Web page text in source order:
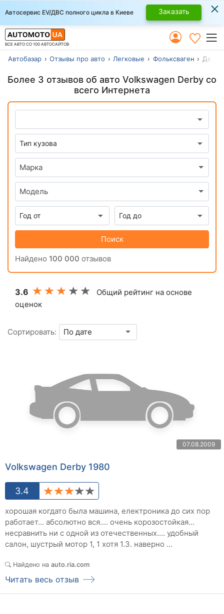
Автосервис EV/ДВС полного цикла в Киеве Заказать ×
ВСЕ АВТО СО 100 АВТОСАЙТОВ
Автобазар Отзывы про авто Легковые Фольксваген Дерби
Более 3 отзывов об авто Volkswagen Derby со
всего Интернета
Марка
Модель
Поиск
Найдено 100 000 отзывов
3.6
Общий рейтинг на основе
оценок
Сортировать:
07.08.2009
Volkswagen Derby 1980
3.4
хорошая когдато была машина, електроника до сих пор
работает... абсолютно вся.... очень корозостойкая...
несравнить ни с одной из отечественных.... удобный
салон, шустрый мотор 1, 1 хотя 1.3. наверно ...
Найдено на auto.ria.com
Читать весь отзыв